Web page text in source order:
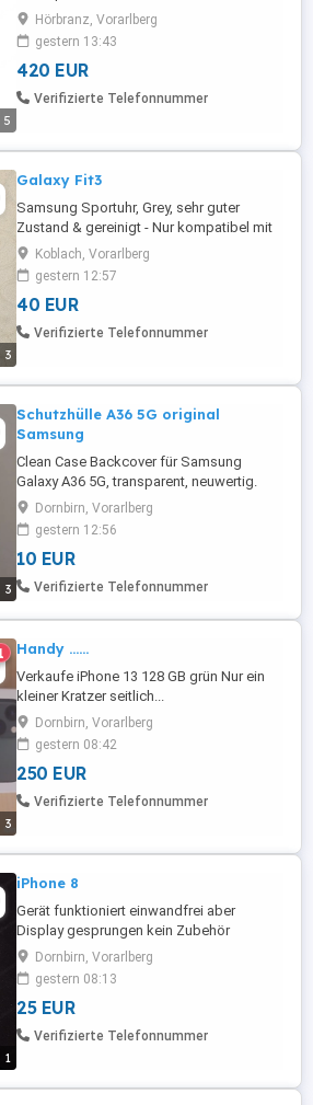
5
leistungsstarkes Gerät für den täglichen
Gebrauch und verfügt über eine
beeindruckende Kamera. Die Garantie für
das Gerät läuft noch bis zum 28. Januar
2027. Es ist ein zuverlässiger Begleiter für
Hörbranz, Vorarlberg
gestern 13:43
420 EUR
Verifizierte Telefonnummer
3
Galaxy Fit3
Samsung Sportuhr, Grey, sehr guter
Zustand & gereinigt - Nur kompatibel mit
Android; großes AMOLED-Display mit
gebogenem 2,5D-Glas und
Aluminiumgehäuse. - Akkulaufzeit bis zu
13 Tage mit Schnellladung (65% in 30
Minuten) - Vollständige Gesundheits- und
Koblach, Vorarlberg
gestern 12:57
40 EUR
Verifizierte Telefonnummer
3
Schutzhülle A36 5G original
Samsung
Clean Case Backcover für Samsung
Galaxy A36 5G, transparent, neuwertig.
Schutzhülle nur fünf Tage verwendet.
Tiptop Zustand, keine Beschädigungen,
inkl. Originalverpackung. NP Euro 24,90.-
Nur persönliche Abholung, kein Versand
Dornbirn, Vorarlberg
gestern 12:56
10 EUR
Verifizierte Telefonnummer
3
Handy ......
Verkaufe iPhone 13 128 GB grün Nur ein
kleiner Kratzer seitlich...
Dornbirn, Vorarlberg
gestern 08:42
250 EUR
Verifizierte Telefonnummer
1
iPhone 8
Gerät funktioniert einwandfrei aber
Display gesprungen kein Zubehör
vorhanden
Dornbirn, Vorarlberg
gestern 08:13
25 EUR
Verifizierte Telefonnummer